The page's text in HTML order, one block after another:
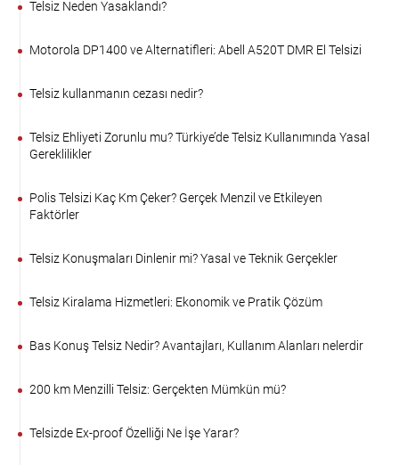
Telsiz Neden Yasaklandı?
Motorola DP1400 ve Alternatifleri: Abell A520T DMR El Telsizi
Telsiz kullanmanın cezası nedir?
Telsiz Ehliyeti Zorunlu mu? Türkiye’de Telsiz Kullanımında Yasal
Gereklilikler
Polis Telsizi Kaç Km Çeker? Gerçek Menzil ve Etkileyen
Faktörler
Telsiz Konuşmaları Dinlenir mi? Yasal ve Teknik Gerçekler
Telsiz Kiralama Hizmetleri: Ekonomik ve Pratik Çözüm
Bas Konuş Telsiz Nedir? Avantajları, Kullanım Alanları nelerdir
200 km Menzilli Telsiz: Gerçekten Mümkün mü?
Telsizde Ex-proof Özelliği Ne İşe Yarar?